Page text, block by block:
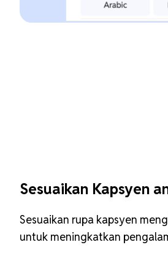
Sesuaikan Kapsyen
Sesuaikan rupa kapsyen
untuk meningkatkan